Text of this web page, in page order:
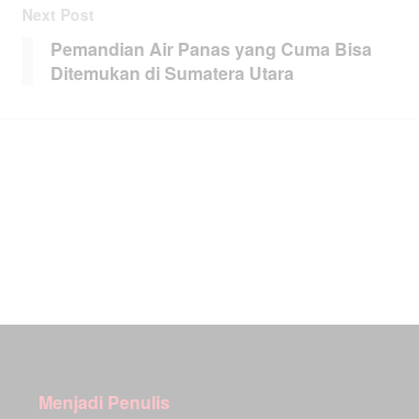
Next Post
Pemandian Air Panas yang Cuma Bisa
Ditemukan di Sumatera Utara
Menjadi Penulis